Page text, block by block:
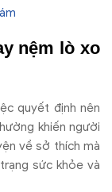
nệm lò xo
ệc quyết định nên
ường khiến người
ện về sở thích mà
ạng sức khỏe và